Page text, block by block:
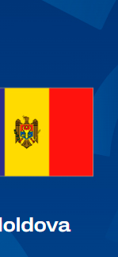
Читать далее